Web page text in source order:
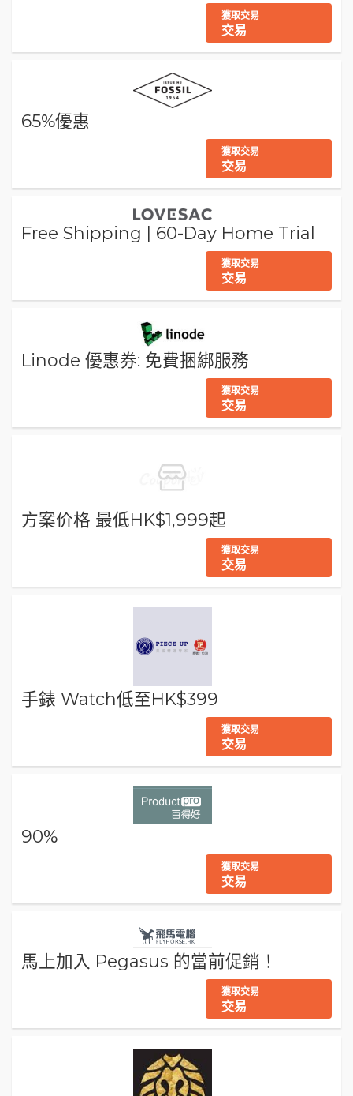
獲取交易
交易
65%優惠
獲取交易
交易
Free Shipping | 60-Day Home Trial
獲取交易
交易
Linode 優惠券: 免費捆綁服務
獲取交易
交易
方案价格 最低HK$1,999起
獲取交易
交易
手錶 Watch低至HK$399
獲取交易
交易
90%
獲取交易
交易
馬上加入 Pegasus 的當前促銷！
獲取交易
交易